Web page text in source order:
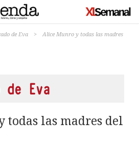
de Eva >
Alice Munro y todas las madres
de Eva
todas las madres del